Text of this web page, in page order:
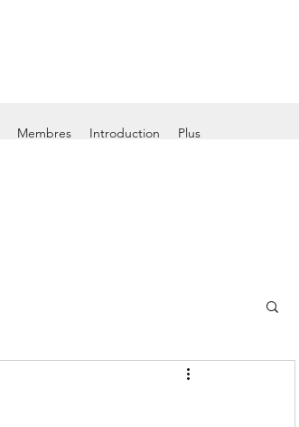
Membres Introduction Plus